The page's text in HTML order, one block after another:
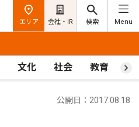
エリア 会社・IR 検索 Menu
文化 社会 教育 ス
公開日：2017.08.18